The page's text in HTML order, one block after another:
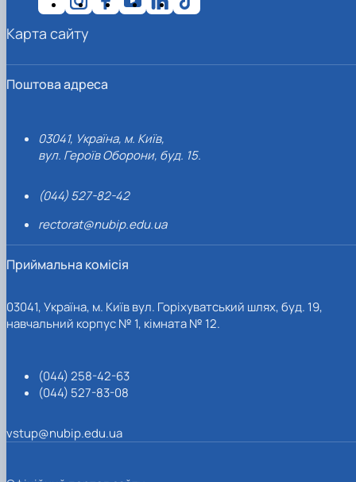
Поштова адреса
03041, Україна, м. Київ,
вул. Героїв Оборони, буд. 15.
(044) 527-82-42
rectorat@nubip.edu.ua
Приймальна комісія
03041, Україна, м. Київ вул. Горіхуватський шлях, буд. 19,
навчальний корпус № 1, кімната № 12.
(044) 258-42-63
(044) 527-83-08
vstup@nubip.edu.ua
Карта сайту